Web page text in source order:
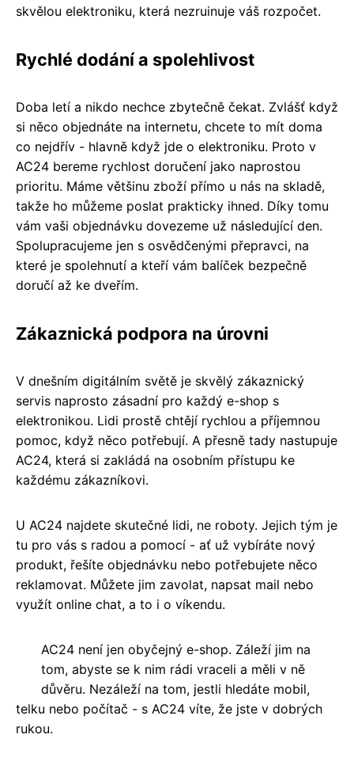
skvělou elektroniku, která nezruinuje váš rozpočet.
Rychlé dodání a spolehlivost
Doba letí a nikdo nechce zbytečně čekat. Zvlášť když
si něco objednáte na internetu, chcete to mít doma
co nejdřív - hlavně když jde o elektroniku. Proto v
AC24 bereme rychlost doručení jako naprostou
prioritu. Máme většinu zboží přímo u nás na skladě,
takže ho můžeme poslat prakticky ihned. Díky tomu
vám vaši objednávku dovezeme už následující den.
Spolupracujeme jen s osvědčenými přepravci, na
které je spolehnutí a kteří vám balíček bezpečně
doručí až ke dveřím.
Zákaznická podpora na úrovni
V dnešním digitálním světě je skvělý zákaznický
servis naprosto zásadní pro každý e-shop s
elektronikou. Lidi prostě chtějí rychlou a příjemnou
pomoc, když něco potřebují. A přesně tady nastupuje
AC24, která si zakládá na osobním přístupu ke
každému zákazníkovi.
U AC24 najdete skutečné lidi, ne roboty. Jejich tým je
tu pro vás s radou a pomocí - ať už vybíráte nový
produkt, řešíte objednávku nebo potřebujete něco
reklamovat. Můžete jim zavolat, napsat mail nebo
využít online chat, a to i o víkendu.
AC24 není jen obyčejný e-shop. Záleží jim na
tom, abyste se k nim rádi vraceli a měli v ně
důvěru. Nezáleží na tom, jestli hledáte mobil,
telku nebo počítač - s AC24 víte, že jste v dobrých
rukou.